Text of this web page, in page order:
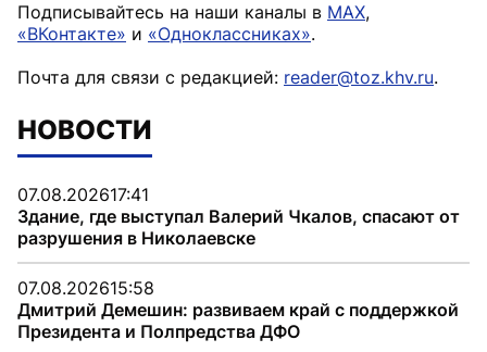
Подписывайтесь на наши каналы в MAX,
«ВКонтакте» и «Одноклассниках».
Почта для связи с редакцией: reader@toz.khv.ru.
НОВОСТИ
07.08.202617:41
Здание, где выступал Валерий Чкалов, спасают от
разрушения в Николаевске
07.08.202615:58
Дмитрий Демешин: развиваем край с поддержкой
Президента и Полпредства ДФО